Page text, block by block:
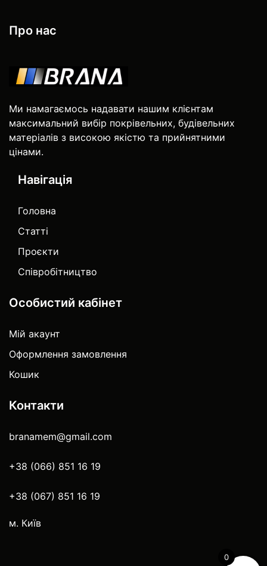
Про нас
Ми намагаємось надавати нашим клієнтам
максимальний вибір покрівельних, будівельних
матеріалів з високою якістю та прийнятними
цінами.
Навігація
Головна
Статті
Проєкти
Співробітництво
Особистий кабінет
Мій акаунт
Оформлення замовлення
Кошик
Контакти
branamem@gmail.com
+38 (066) 851 16 19
+38 (067) 851 16 19
м. Київ
0